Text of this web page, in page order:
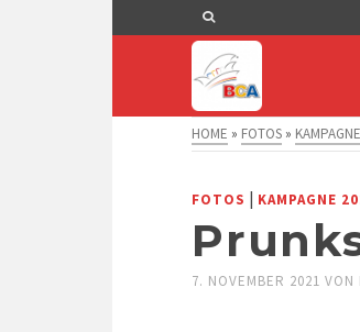
HOME » FOTOS »
FOTOS | KAMPAGNE
7. NOVEMBER 2021 VON